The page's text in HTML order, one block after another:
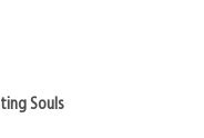
Souls